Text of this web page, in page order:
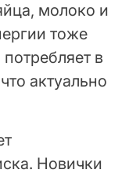
молоко и
тоже
в
актуально
Новички